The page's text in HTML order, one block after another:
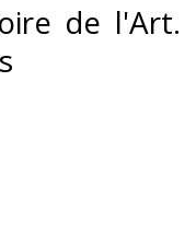
de l'Art.